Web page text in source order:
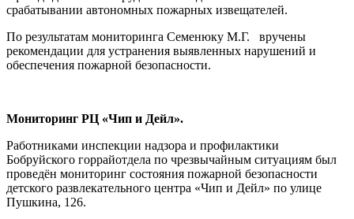
срабатывании автономных пожарных извещателей.
По результатам мониторинга Семенюку М.Г. вручены
рекомендации для устранения выявленных нарушений и
обеспечения пожарной безопасности.
Мониторинг РЦ «Чип и Дейл».
Работниками инспекции надзора и профилактики
Бобруйского горрайотдела по чрезвычайным ситуациям был
проведён мониторинг состояния пожарной безопасности
детского развлекательного центра «Чип и Дейл» по улице
Пушкина, 126.